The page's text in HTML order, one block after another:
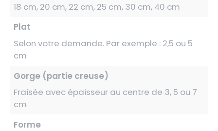
18 cm, 20 cm, 22 cm, 25 cm, 30 cm, 40 cm
Plat
Selon votre demande. Par exemple : 2,5 ou 5
cm
Gorge (partie creuse)
Fraisée avec épaisseur au centre de 3, 5 ou 7
cm
Forme